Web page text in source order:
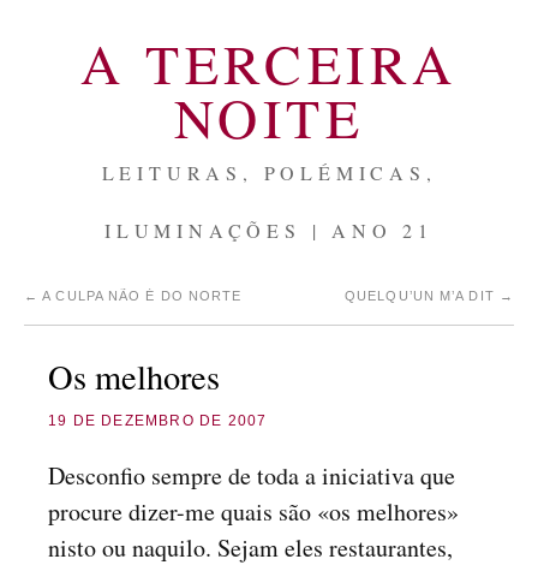
A TERCEIRA
NOITE
LEITURAS, POLÉMICAS,
ILUMINAÇÕES | ANO 21
← A CULPA NÃO É DO NORTE QUELQU’UN M’A DIT →
Os melhores
19 DE DEZEMBRO DE 2007
Desconfio sempre de toda a iniciativa que
procure dizer-me quais são «os melhores»
nisto ou naquilo. Sejam eles restaurantes,